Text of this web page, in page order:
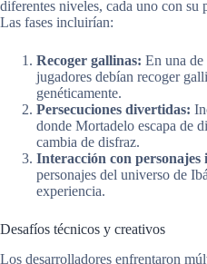
diferentes niveles, cada uno con su
Las fases incluirían:
Recoger gallinas: En una de
jugadores debían recoger
genéticamente.
Persecuciones divertidas:
donde Mortadelo escapa de
cambia de disfraz.
Interacción con personajes
personajes del universo de
experiencia.
Desafíos técnicos y creativos
Los desarrolladores enfrentaron